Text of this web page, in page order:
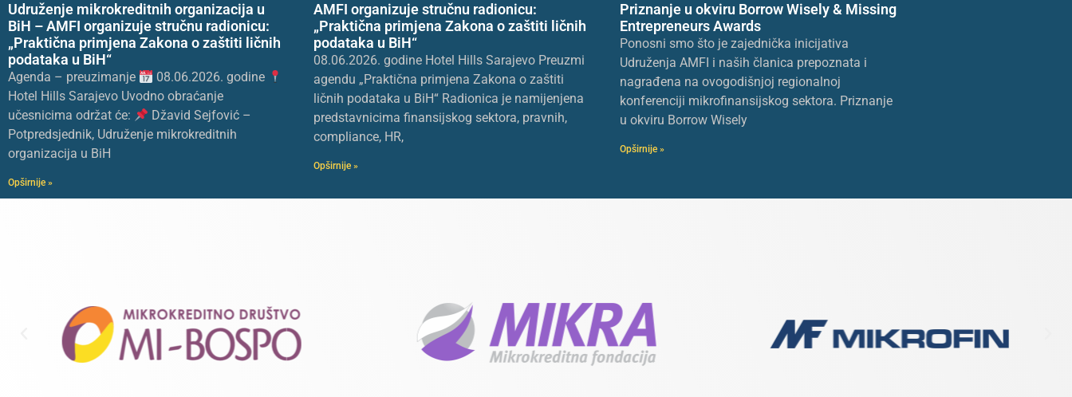
Udruženje mikrokreditnih organizacija u
BiH – AMFI organizuje stručnu radionicu:
„Praktična primjena Zakona o zaštiti ličnih
podataka u BiH“
Agenda – preuzimanje
08.06.2026. godine
Hotel Hills Sarajevo Uvodno obraćanje
učesnicima održat će:
Džavid Sejfović –
Potpredsjednik, Udruženje mikrokreditnih
organizacija u BiH
Opširnije »
AMFI organizuje stručnu radionicu:
„Praktična primjena Zakona o zaštiti ličnih
podataka u BiH“
08.06.2026. godine Hotel Hills Sarajevo Preuzmi
agendu „Praktična primjena Zakona o zaštiti
ličnih podataka u BiH“ Radionica je namijenjena
predstavnicima finansijskog sektora, pravnih,
compliance, HR,
Opširnije »
Priznanje u okviru Borrow Wisely & Missing
Entrepreneurs Awards
Ponosni smo što je zajednička inicijativa
Udruženja AMFI i naših članica prepoznata i
nagrađena na ovogodišnjoj regionalnoj
konferenciji mikrofinansijskog sektora. Priznanje
u okviru Borrow Wisely
Opširnije »